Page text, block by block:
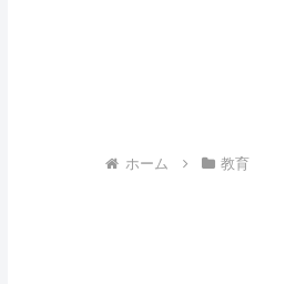
ホーム 教育